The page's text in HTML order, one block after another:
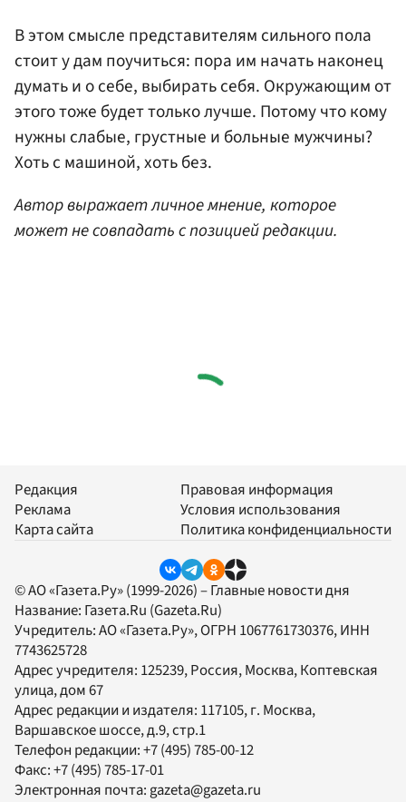
В этом смысле представителям сильного пола
стоит у дам поучиться: пора им начать наконец
думать и о себе, выбирать себя. Окружающим от
этого тоже будет только лучше. Потому что кому
нужны слабые, грустные и больные мужчины?
Хоть с машиной, хоть без.
Автор выражает личное мнение, которое
может не совпадать с позицией редакции.
Редакция
Реклама
Карта сайта
Правовая информация
Условия использования
Политика конфиденциальности
© АО «Газета.Ру» (1999-2026) – Главные новости дня
Название: Газета.Ru (Gazeta.Ru)
Учредитель:АО «Газета.Ру», ОГРН 1067761730376, ИНН
7743625728
Адрес учредителя: 125239, Россия, Москва, Коптевская
улица, дом 67
Адрес редакции и издателя: 117105, г. Москва,
Варшавское шоссе, д.9, стр.1
Телефон редакции:+7 (495) 785-00-12
Факс:+7 (495) 785-17-01
Электронная почта: gazeta@gazeta.ru